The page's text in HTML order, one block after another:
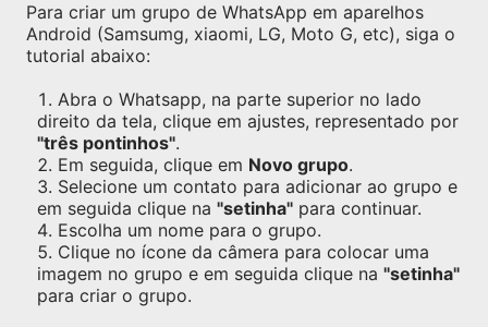
Para criar um grupo de WhatsApp em aparelhos
Android (Samsumg, xiaomi, LG, Moto G, etc), siga o
tutorial abaixo:
Abra o Whatsapp, na parte superior no lado
direito da tela, clique em ajustes, representado por
"três pontinhos".
Em seguida, clique em Novo grupo.
Selecione um contato para adicionar ao grupo e
em seguida clique na "setinha" para continuar.
Escolha um nome para o grupo.
Clique no ícone da câmera para colocar uma
imagem no grupo e em seguida clique na "setinha"
para criar o grupo.